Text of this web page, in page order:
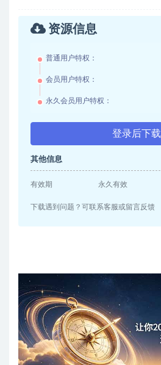
资源信息
普通用户特权：
会员用户特权：
永久会员用户特权：
登录后下载
其他信息
有效期 永久有效
下载遇到问题？可联系客服或留言反馈